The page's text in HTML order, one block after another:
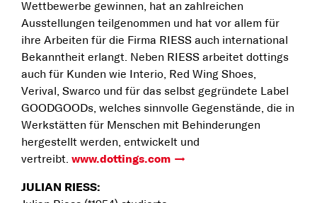
Wettbewerbe gewinnen, hat an zahlreichen
Ausstellungen teilgenommen und hat vor allem für
ihre Arbeiten für die Firma RIESS auch international
Bekanntheit erlangt. Neben RIESS arbeitet dottings
auch für Kunden wie Interio, Red Wing Shoes,
Verival, Swarco und für das selbst gegründete Label
GOODGOODs, welches sinnvolle Gegenstände, die in
Werkstätten für Menschen mit Behinderungen
hergestellt werden, entwickelt und
vertreibt. www.dottings.com
JULIAN RIESS: